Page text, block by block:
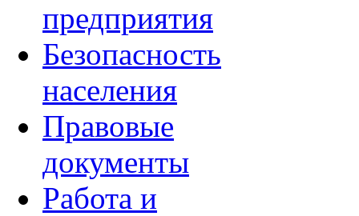
предприятия
Безопасность
населения
Правовые
документы
Работа и